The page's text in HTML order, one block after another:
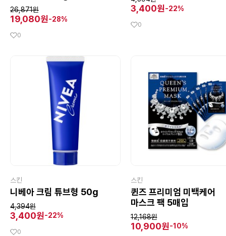
26,871원
19,080원-28%
0
3,400원-22%
0
스킨
니베아 크림 튜브형 50g
4,394원
3,400원-22%
0
스킨
퀸즈 프리미엄 미백케어
마스크 팩 5매입
12,168원
10,900원-10%